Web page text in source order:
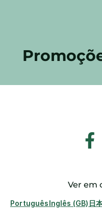
Ver em
PortuguêsInglês (GB) 日